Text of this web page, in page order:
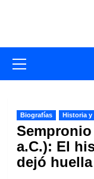
primario
Biografías Historia y
a.C.): El
dejó